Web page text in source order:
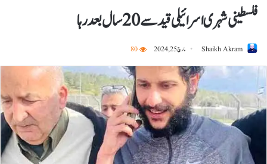
فلسطینی شہری اسرائیلی قید سے 20 سال بعد رہا
Shaikh Akram مارچ 25, 2024 80